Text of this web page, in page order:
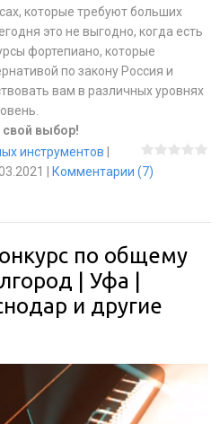
которые требуют больших
это не выгодно, когда есть
фортепиано, которые
по закону Россия и
вам в различных уровнях
выбор!
инструментов
Комментарии (7)
по общему
| Уфа |
и другие